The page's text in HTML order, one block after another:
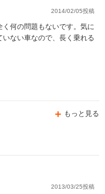
2014/02/05投稿
何の問題もないです。気に
ない車なので、長く乗れる
もっと見る
2013/03/25投稿